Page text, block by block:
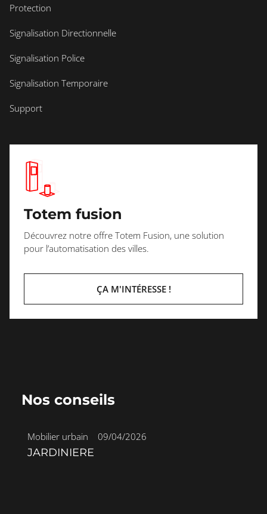
Protection
Signalisation Directionnelle
Signalisation Police
Signalisation Temporaire
Support
Totem fusion
Découvrez notre offre Totem Fusion, une solution
pour l’automatisation des villes.
ÇA M'INTÉRESSE !
Nos conseils
Mobilier urbain 09/04/2026
JARDINIERE